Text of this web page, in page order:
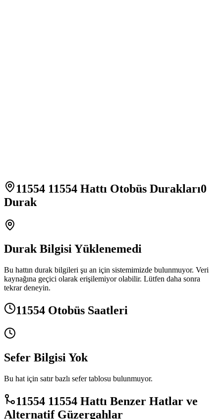
11554 11554 Hattı Otobüs Durakları0
Durak
Durak Bilgisi Yüklenemedi
Bu hattın durak bilgileri şu an için sistemimizde bulunmuyor. Veri
kaynağına geçici olarak erişilemiyor olabilir. Lütfen daha sonra
tekrar deneyin.
11554 Otobüs Saatleri
Sefer Bilgisi Yok
Bu hat için satır bazlı sefer tablosu bulunmuyor.
11554 11554 Hattı Benzer Hatlar ve
Alternatif Güzergahlar